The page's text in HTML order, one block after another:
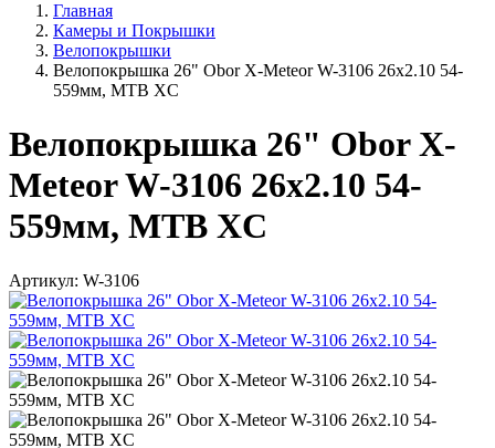
Главная
Камеры и Покрышки
Велопокрышки
Велопокрышка 26" Obor X-Meteor W-3106 26x2.10 54-
559мм, MTB XC
Велопокрышка 26" Obor X-
Meteor W-3106 26x2.10 54-
559мм, MTB XC
Артикул: W-3106